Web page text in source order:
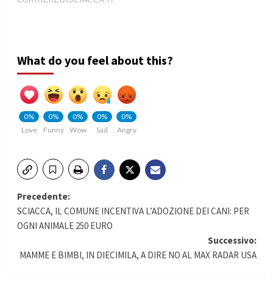
What do you feel about this?
0%
Love
0%
Funny
0%
Wow
0%
Sad
0%
Angry
Navigazione
articolo
Precedente:
SCIACCA, IL COMUNE INCENTIVA L’ADOZIONE DEI CANI: PER
OGNI ANIMALE 250 EURO
Successivo:
MAMME E BIMBI, IN DIECIMILA, A DIRE NO AL MAX RADAR USA